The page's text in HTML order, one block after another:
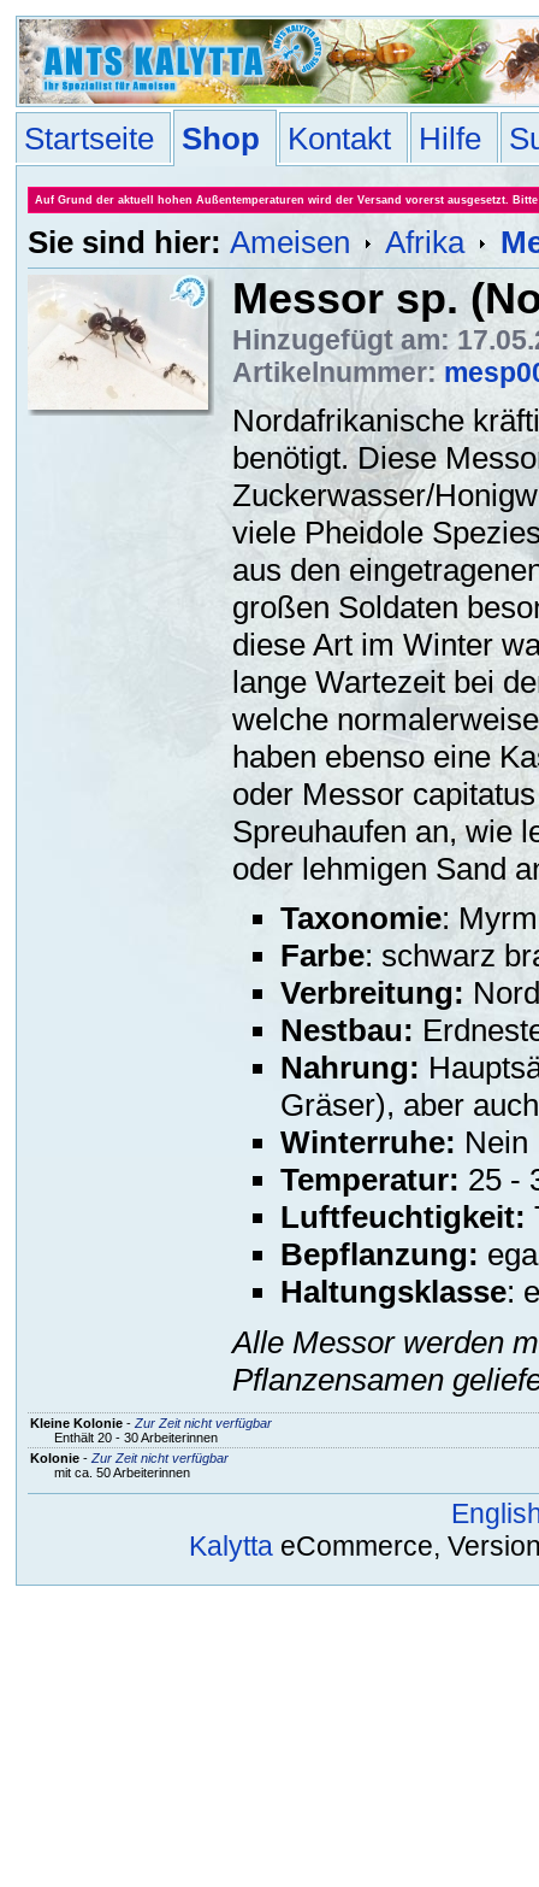
Startseite Shop Kontakt Hilfe
Auf Grund der aktuell hohen Außentemperaturen wird der Versand vorerst ausgesetzt.
Sie sind hier: Ameisen Afrika
Messor sp.
Hinzugefügt am:
Artikelnummer:
Nordafrikanische
benötigt. Diese
Zuckerwasser/
viele Pheidole
aus den
großen Soldaten
diese Art im Winter
lange Wartezeit bei
welche
haben ebenso eine
oder Messor
Spreuhaufen an, wie
oder lehmigen Sand
Taxonomie:
Farbe: schwarz
Verbreitung:
Nestbau:
Nahrung:
Gräser), aber
Winterruhe: Nein
Temperatur: 25 -
Luftfeuchtigkeit:
Bepflanzung:
Haltungsklasse:
Alle Messor werden
Pflanzensamen
Kleine Kolonie- Zur Zeit nicht verfügbar
Enthält 20 - 30 Arbeiterinnen
Kolonie- Zur Zeit nicht verfügbar
mit ca. 50 Arbeiterinnen
Kalytta eCommerce,